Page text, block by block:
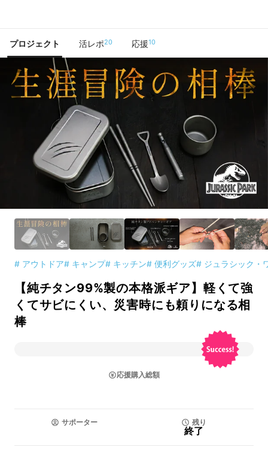
プロジェクト 活レポ20 応援10
# アウトドア# キャンプ# キッチン# 便利グッズ# ジュラシック・
【純チタン99%製の本格派ギア】軽くて強
くてサビにくい、災害時にも頼りになる相
棒
応援購入総額
サポーター 残り
終了